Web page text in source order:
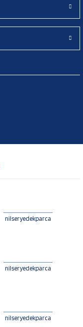
nilseryedekparca
nilseryedekparca
nilseryedekparca